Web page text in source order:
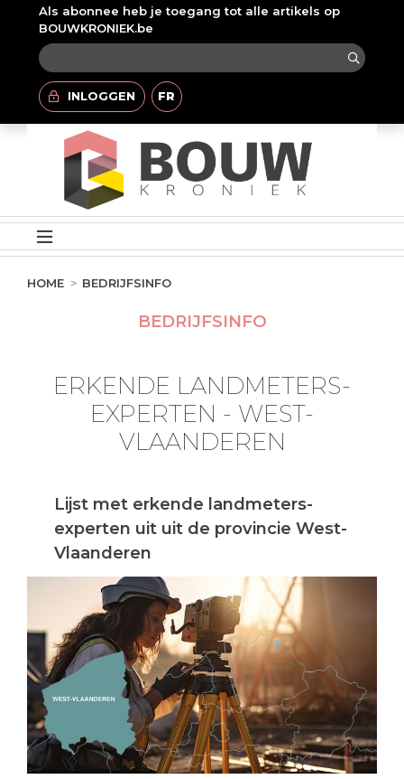
Als abonnee heb je toegang tot alle artikels op
BOUWKRONIEK.be
INLOGGEN FR
HOME BEDRIJFSINFO
BEDRIJFSINFO
ERKENDE LANDMETERS-
EXPERTEN - WEST-
VLAANDEREN
Lijst met erkende landmeters-
experten uit uit de provincie West-
Vlaanderen